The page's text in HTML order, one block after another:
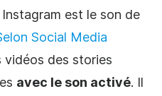
Instagram est le son de
Social Media
vidéos des stories
avec le son activé. Il